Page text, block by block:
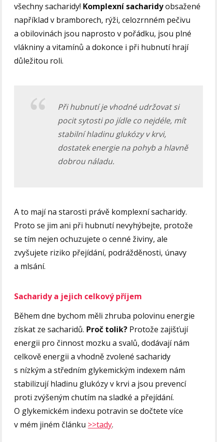
všechny sacharidy! Komplexní sacharidyobsažené
například v bramborech, rýži, celozrnném pečivu
a obilovinách jsou naprosto v pořádku, jsou plné
vlákniny a vitamínů a dokonce i při hubnutí hrají
důležitou roli.
Při hubnutí je vhodné udržovat si
pocit sytosti po jídle co nejdéle, mít
stabilní hladinu glukózy v krvi,
dostatek energie na pohyb a hlavně
dobrou náladu.
A to mají na starosti právě komplexní sacharidy.
Proto se jim ani při hubnutí nevyhýbejte, protože
se tím nejen ochuzujete o cenné živiny, ale
zvyšujete riziko přejídání, podrážděnosti, únavy
a mlsání.
Sacharidy a jejich celkový příjem
Během dne bychom měli zhruba polovinu energie
získat ze sacharidů. Proč tolik? Protože zajišťují
energii pro činnost mozku a svalů, dodávají nám
celkově energii a vhodně zvolené sacharidy
s nízkým a středním glykemickým indexem nám
stabilizují hladinu glukózy v krvi a jsou prevencí
proti zvýšeným chutím na sladké a přejídání.
O glykemickém indexu potravin se dočtete více
v mém jiném článku >>tady.